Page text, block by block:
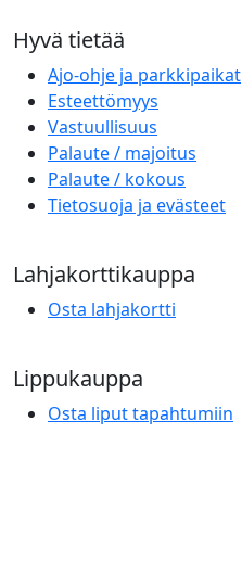
Hyvä tietää
Ajo-ohje ja parkkipaikat
Esteettömyys
Vastuullisuus
Palaute / majoitus
Palaute / kokous
Tietosuoja ja evästeet
Lahjakorttikauppa
Osta lahjakortti
Lippukauppa
Osta liput tapahtumiin